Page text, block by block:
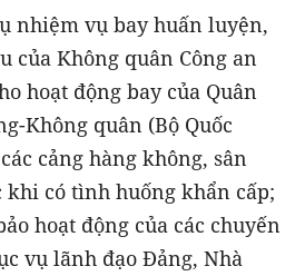
nhiệm vụ bay huấn luyện,
của Không quân Công an
hoạt động bay của Quân
Không quân (Bộ Quốc
cảng hàng không, sân
có tình huống khẩn cấp;
hoạt động của các chuyến
vụ lãnh đạo Đảng, Nhà